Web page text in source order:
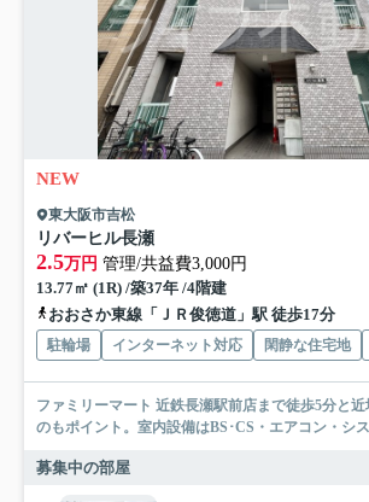
NEW
東大阪市吉松
リバーヒル長瀬
2.5万円 管理/共益費3,000円
13.77㎡ (1R) /築37年 /4階建
おおさか東線「ＪＲ俊徳道」駅 徒歩17分
駐輪場 インターネット対応 閑静な住宅地
ファミリーマート 近鉄長瀬駅前店まで徒歩5分と
のもポイント。室内設備はBS･CS・エアコン・シ
募集中の部屋